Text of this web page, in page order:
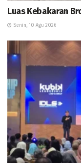
Luas Kebakaran
Senin, 10 Agu 2026